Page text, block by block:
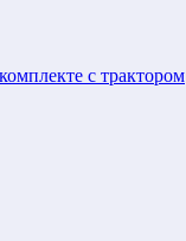
с трактором